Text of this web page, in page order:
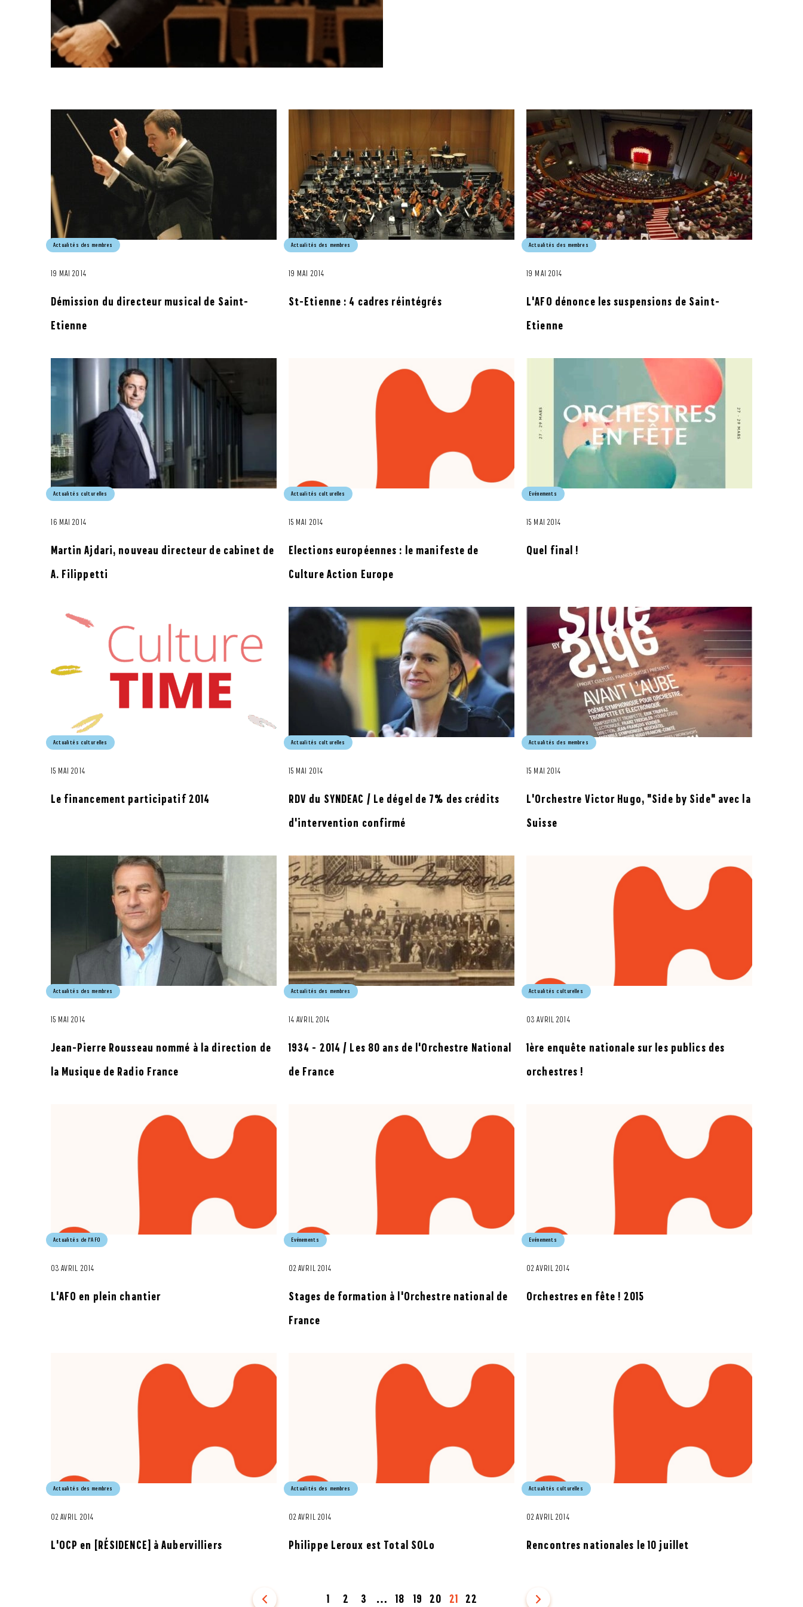
Actualités des membres
19 MAI 2014
Démission du directeur musical de Saint-
Etienne
Actualités des membres
19 MAI 2014
St-Etienne : 4 cadres réintégrés
Actualités des membres
19 MAI 2014
L'AFO dénonce les suspensions de Saint-
Etienne
Actualités culturelles
16 MAI 2014
Martin Ajdari, nouveau directeur de cabinet de
A. Filippetti
Actualités culturelles
15 MAI 2014
Elections européennes : le manifeste de
Culture Action Europe
Evénements
15 MAI 2014
Quel final !
Actualités culturelles
15 MAI 2014
Le financement participatif 2014
Actualités culturelles
15 MAI 2014
RDV du SYNDEAC / Le dégel de 7% des crédits
d'intervention confirmé
Actualités des membres
15 MAI 2014
L'Orchestre Victor Hugo, "Side by Side" avec la
Suisse
Actualités des membres
15 MAI 2014
Jean-Pierre Rousseau nommé à la direction de
la Musique de Radio France
Actualités des membres
14 AVRIL 2014
1934 - 2014 / Les 80 ans de l'Orchestre National
de France
Actualités culturelles
03 AVRIL 2014
1ère enquête nationale sur les publics des
orchestres !
Actualités de l'AFO
03 AVRIL 2014
L'AFO en plein chantier
Evénements
02 AVRIL 2014
Stages de formation à l'Orchestre national de
France
Evénements
02 AVRIL 2014
Orchestres en fête ! 2015
Actualités des membres
02 AVRIL 2014
L'OCP en [RÉSIDENCE] à Aubervilliers
Actualités des membres
02 AVRIL 2014
Philippe Leroux est Total SOLo
Actualités culturelles
02 AVRIL 2014
Rencontres nationales le 10 juillet
Précédent 1 2 3 … 18 19 20 21 22 Suivant